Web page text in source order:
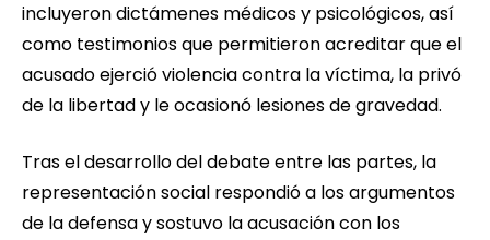
incluyeron dictámenes médicos y psicológicos, así
como testimonios que permitieron acreditar que el
acusado ejerció violencia contra la víctima, la privó
de la libertad y le ocasionó lesiones de gravedad.
Tras el desarrollo del debate entre las partes, la
representación social respondió a los argumentos
de la defensa y sostuvo la acusación con los